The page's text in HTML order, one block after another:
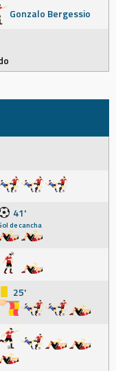
Gonzalo Bergessio
41'
de cancha
25'